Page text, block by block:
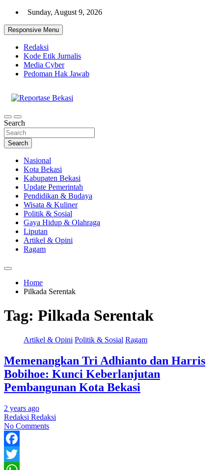
Skip
content
Sunday, August 9, 2026
Responsive Menu
Redaksi
Kode Etik Jurnalis
Media Cyber
Pedoman Hak Jawab
Reportase Bekasi
Cakrawala Informasi Warga Bekasi
Search
Search
Nasional
Kota Bekasi
Kabupaten Bekasi
Update Pemerintah
Pendidikan & Budaya
Wisata & Kuliner
Politik & Sosial
Gaya Hidup & Olahraga
Liputan
Artikel & Opini
Ragam
Home
Pilkada Serentak
Tag: Pilkada Serentak
Artikel & Opini Politik & Sosial Ragam
Memenangkan Tri Adhianto dan Harris
Bobihoe: Kunci Keberlanjutan
Pembangunan Kota Bekasi
2 years ago
Redaksi Redaksi
No Comments
Facebook